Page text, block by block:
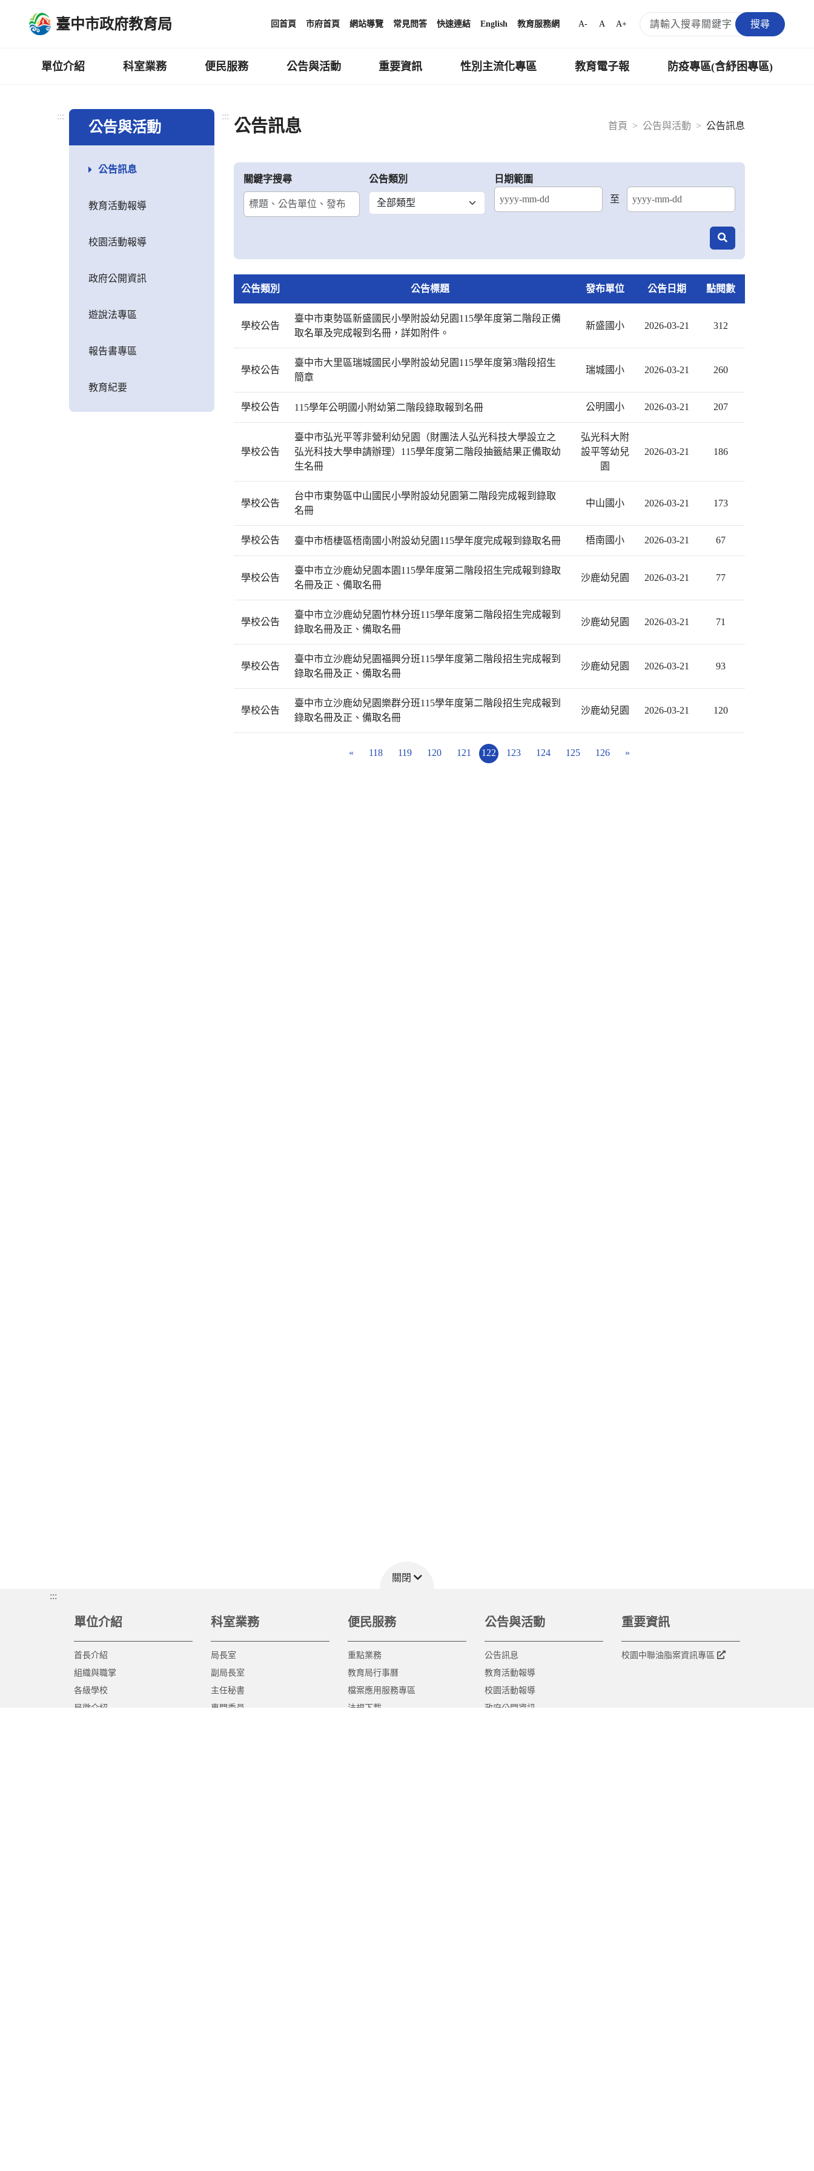
臺中市政府教育局 回首頁 市府首頁 網站導覽 常見問答 快速連結 English 教育服務網 A- A A+ 搜尋
單位介紹 科室業務 便民服務 公告與活動 重要資訊 性別主流化專區 教育電子報 防疫專區(含紓困專區)
:::
公告與活動
公告訊息
教育活動報導
校園活動報導
政府公開資訊
遊說法專區
報告書專區
教育紀要
:::
首頁
公告與活動 公告訊息
公告訊息
關鍵字搜尋 公告類別
日期範圍
至
結束日期
公告類別 公告標題 發布單位 公告日期 點閱數
學校公告
臺中市東勢區新盛國民小學附設幼兒園115學年度第二階段正備
取名單及完成報到名冊，詳如附件。
新盛國小 2026-03-21 312
學校公告
臺中市大里區瑞城國民小學附設幼兒園115學年度第3階段招生
簡章
瑞城國小 2026-03-21 260
學校公告 115學年公明國小附幼第二階段錄取報到名冊 公明國小 2026-03-21 207
學校公告
臺中市弘光平等非營利幼兒園（財團法人弘光科技大學設立之
弘光科技大學申請辦理）115學年度第二階段抽籤結果正備取幼
生名冊
弘光科大附
設平等幼兒
園
2026-03-21 186
學校公告
台中市東勢區中山國民小學附設幼兒園第二階段完成報到錄取
名冊
中山國小 2026-03-21 173
學校公告 臺中市梧棲區梧南國小附設幼兒園115學年度完成報到錄取名冊 梧南國小 2026-03-21 67
學校公告
臺中市立沙鹿幼兒園本園115學年度第二階段招生完成報到錄取
名冊及正、備取名冊
沙鹿幼兒園 2026-03-21 77
學校公告
臺中市立沙鹿幼兒園竹林分班115學年度第二階段招生完成報到
錄取名冊及正、備取名冊
沙鹿幼兒園 2026-03-21 71
學校公告
臺中市立沙鹿幼兒園福興分班115學年度第二階段招生完成報到
錄取名冊及正、備取名冊
沙鹿幼兒園 2026-03-21 93
學校公告
臺中市立沙鹿幼兒園樂群分班115學年度第二階段招生完成報到
錄取名冊及正、備取名冊
沙鹿幼兒園 2026-03-21 120
« 118 119 120 121 122 123 124 125 126 »
關閉
:::
單位介紹
首長介紹
組織與職掌
各級學校
局徽介紹
科室業務
局長室
副局長室
主任秘書
專門委員
便民服務
重點業務
教育局行事曆
檔案應用服務專區
法規下載
公告與活動
公告訊息
教育活動報導
校園活動報導
政府公開資訊
重要資訊
校園中聯油脂案資訊專區